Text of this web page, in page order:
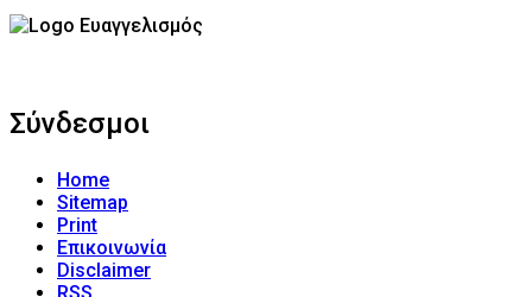
Σύνδεσμοι
Home
Sitemap
Print
Επικοινωνία
Disclaimer